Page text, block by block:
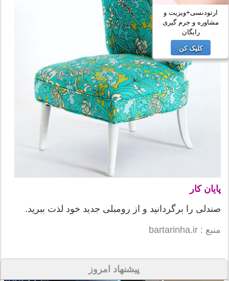
پایان کار
صندلی را برگردانید و از رومبلی جدید خود لذت ببرید.
منبع : bartarinha.ir
پیشنهاد امروز
ارتودنسی+ویزیت و
مشاوره و جرم گیری
رایگان
کلیک کن